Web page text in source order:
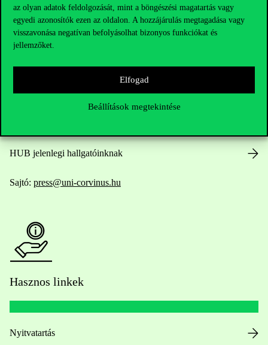
az olyan adatok feldolgozását, mint a böngészési magatartás vagy
egyedi azonosítók ezen az oldalon. A hozzájárulás megtagadása vagy
visszavonása negatívan befolyásolhat bizonyos funkciókat és
jellemzőket.
Elfogad
Beállítások megtekintése
Elérhetőségek
Telefonszám:+36 1 482 5000
Kérdésed van a felvételivel kapcsolatban?
HUB jelenlegi hallgatóinknak
Sajtó: press@uni-corvinus.hu
Hasznos linkek
Nyitvatartás